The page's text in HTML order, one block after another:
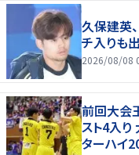
久保建英
チ入りも
2026/08/08
前回大会
スト4入
ターハイ